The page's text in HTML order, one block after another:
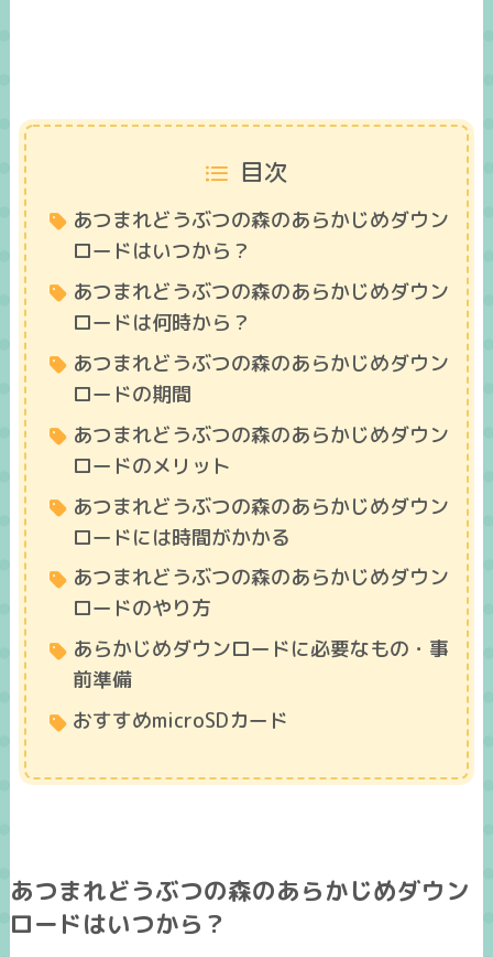
目次
あつまれどうぶつの森のあらかじめダウン
ロードはいつから？
あつまれどうぶつの森のあらかじめダウン
ロードは何時から？
あつまれどうぶつの森のあらかじめダウン
ロードの期間
あつまれどうぶつの森のあらかじめダウン
ロードのメリット
あつまれどうぶつの森のあらかじめダウン
ロードには時間がかかる
あつまれどうぶつの森のあらかじめダウン
ロードのやり方
あらかじめダウンロードに必要なもの・事
前準備
おすすめmicroSDカード
あつまれどうぶつの森のあらかじめダウン
ロードはいつから？